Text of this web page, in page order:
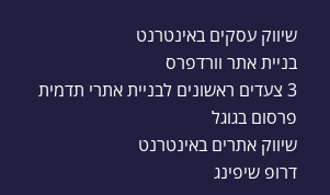
שיווק עסקים באינטרנט
בניית אתר וורדפרס
3 צעדים ראשונים לבניית אתרי תדמית
פרסום בגוגל
שיווק אתרים באינטרנט
דרופ שיפינג